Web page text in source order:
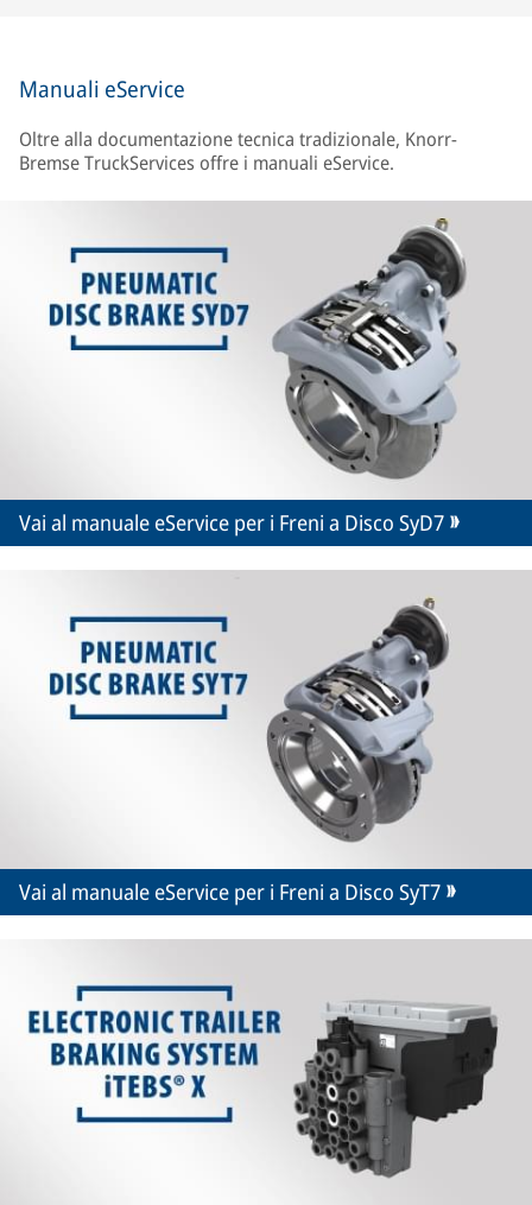
Manuali eService
Oltre alla documentazione tecnica tradizionale, Knorr-
Bremse TruckServices offre i manuali eService.
Vai al manuale eService per i Freni a Disco SyD7
Vai al manuale eService per i Freni a Disco SyT7